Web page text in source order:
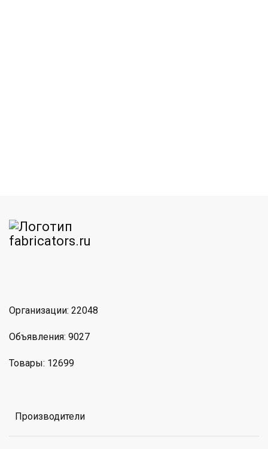
Организации: 22048
Объявления: 9027
Товары: 12699
Производители